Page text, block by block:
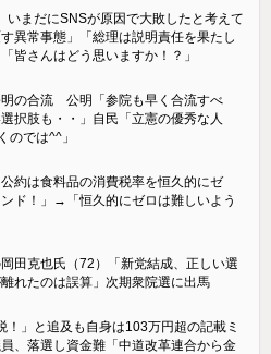
いまだにSNSが原因で大敗したと考えて
異常事態」「総理は説明責任を果たし
皆さんはどう思いますか！？」
明の合流 公明「参院も早く合流すべ
択肢も・・」自民「立憲の優秀な人
のでは^^」
公約は食料品の消費税率を恒久的にゼ
ド！」→「恒久的にゼロは難しいよう
岡田克也氏（72）「新党結成、正しい選
れたのは誤算」次期衆院選に出馬
！」と追及も自身は103万円超の記載ミ
、落選し資金難「中道改革連合から金